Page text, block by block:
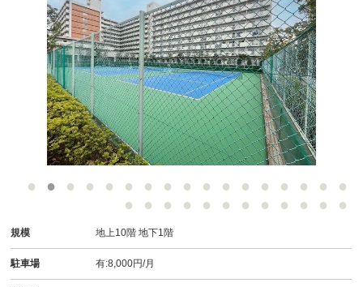
規模 地上10階 地下1階
駐車場 有:8,000円/月